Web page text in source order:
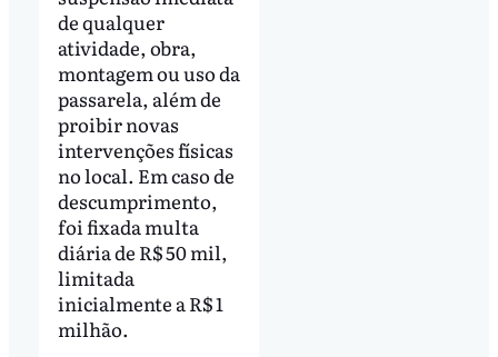
de qualquer
atividade, obra,
montagem ou uso da
passarela, além de
proibir novas
intervenções físicas
no local. Em caso de
descumprimento,
foi fixada multa
diária de R$ 50 mil,
limitada
inicialmente a R$ 1
milhão.